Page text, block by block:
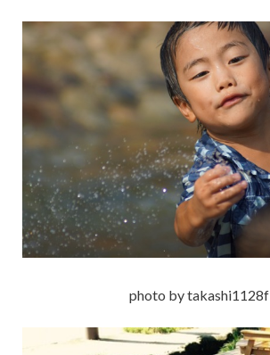
photo by takashi1128f